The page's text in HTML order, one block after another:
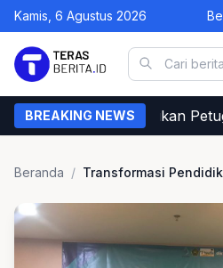
Kamis, 6 Agustus 2026
BREAKING NEWS
Warga Memastikan
Beranda /